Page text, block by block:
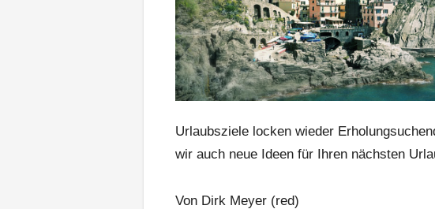
Urlaubsziele locken wieder
wir auch neue Ideen für Ihren nächsten
Von Dirk Meyer (red)